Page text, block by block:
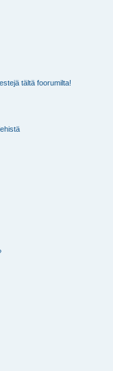
tältä foorumilta!